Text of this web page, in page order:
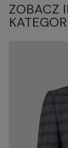
ZOBACZ